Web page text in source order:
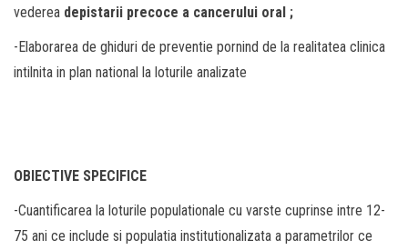
vederea depistarii precoce a cancerului oral ;
-Elaborarea de ghiduri de preventie pornind de la realitatea clinica
intilnita in plan national la loturile analizate
OBIECTIVE SPECIFICE
-Cuantificarea la loturile populationale cu varste cuprinse intre 12-
75 ani ce include si populatia institutionalizata a parametrilor ce